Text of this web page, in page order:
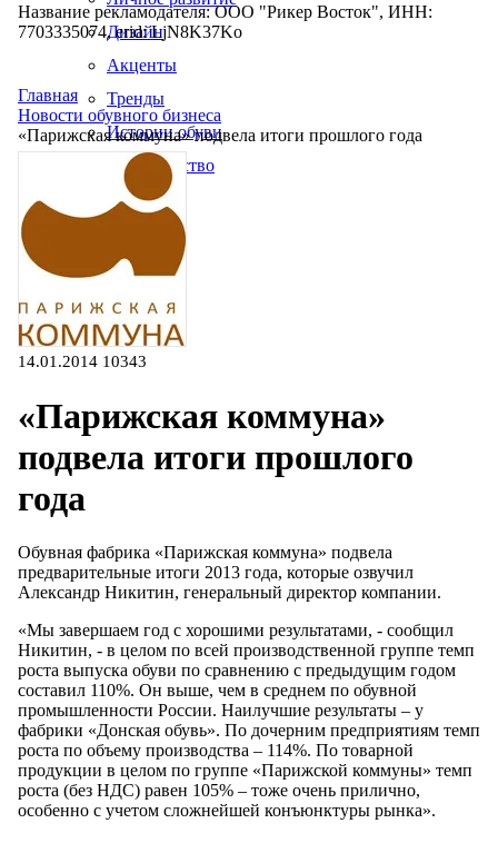
Дизайн
Акценты
Тренды
Истории обуви
Производство
Название рекламодателя: ООО "Рикер Восток", ИНН:
7703335074, erid: LjN8K37Ko
Главная
Новости обувного бизнеса
«Парижская коммуна» подвела итоги прошлого года
14.01.2014 10343
«Парижская коммуна»
подвела итоги прошлого
года
Обувная фабрика «Парижская коммуна» подвела
предварительные итоги 2013 года, которые озвучил
Александр Никитин, генеральный директор компании.
«Мы завершаем год с хорошими результатами, - сообщил
Никитин, - в целом по всей производственной группе темп
роста выпуска обуви по сравнению с предыдущим годом
составил 110%. Он выше, чем в среднем по обувной
промышленности России. Наилучшие результаты – у
фабрики «Донская обувь». По дочерним предприятиям темп
роста по объему производства – 114%. По товарной
продукции в целом по группе «Парижской коммуны» темп
роста (без НДС) равен 105% – тоже очень прилично,
особенно с учетом сложнейшей конъюнктуры рынка».